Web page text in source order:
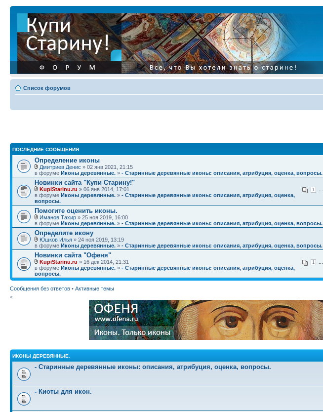
Список форумов
ПОСЛЕДНИЕ СООБЩЕНИЯ
Определение иконы
Дмитриев Денис » 02 янв 2021, 21:15
в форуме Иконы деревянные. » - Старинные деревянные иконы: описания, атрибуция, оценка, вопросы.
Новинки сайта "Купи Старину!"
1
KupiStarinu.ru » 06 янв 2014, 17:01
в форуме Иконы деревянные. » - Старинные деревянные иконы: описания, атрибуция, оценка,
вопросы.
Помогите оценить иконы.
Иманов Тахир » 25 ноя 2019, 16:00
в форуме Иконы деревянные. » - Старинные деревянные иконы: описания, атрибуция, оценка, вопросы.
Определите икону
Юшков Илья » 24 ноя 2019, 13:19
в форуме Иконы деревянные. » - Старинные деревянные иконы: описания, атрибуция, оценка, вопросы.
Новинки сайта "Офеня"
1
KupiStarinu.ru » 16 дек 2014, 21:31
в форуме Иконы деревянные. » - Старинные деревянные иконы: описания, атрибуция, оценка,
вопросы.
Сообщения без ответов • Активные темы
<
ИКОНЫ ДЕРЕВЯННЫЕ.
- Старинные деревянные иконы: описания, атрибуция, оценка, вопросы.
- Киоты для икон.